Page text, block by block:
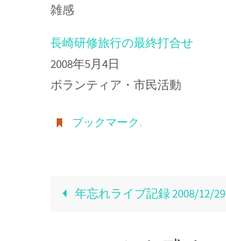
雑感
長崎研修旅行の最終打合せ
2008年5月4日
ボランティア・市民活動
ブックマーク .
年忘れライブ記録 2008/12/29